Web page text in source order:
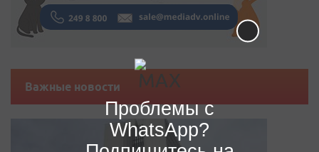
Важные новости
Проблемы с
WhatsApp?